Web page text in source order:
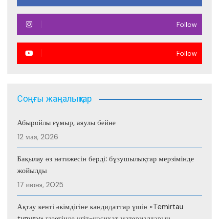
Follow
Follow
Соңғы жаңалықтар
Абыройлы ғұмыр, аяулы бейне
12 мая, 2026
Бақылау өз нәтижесін берді: бұзушылықтар мерзімінде
жойылды
17 июня, 2025
Ақтау кенті әкімдігіне кандидаттар үшін «Temirtau